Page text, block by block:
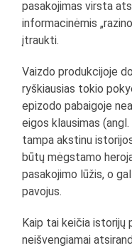
pasakojimas virsta
informacinėmis
įtraukti.
Vaizdo produkcijoje
ryškiausias tokio
epizodo pabaigoje
eigos klausimas
tampa akstinu
būtų mėgstamo
pasakojimo lūžis, o
pavojus.
Kaip tai keičia istorijų
neišvengiamai